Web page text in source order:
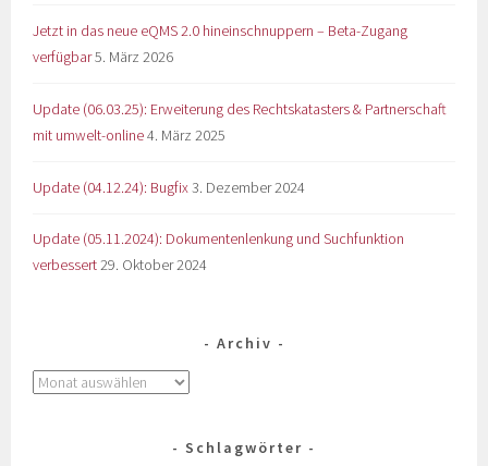
Jetzt in das neue eQMS 2.0 hineinschnuppern – Beta-Zugang
verfügbar5. März 2026
Update (06.03.25): Erweiterung des Rechtskatasters & Partnerschaft
mit umwelt-online4. März 2025
Update (04.12.24): Bugfix 3. Dezember 2024
Update (05.11.2024): Dokumentenlenkung und Suchfunktion
verbessert29. Oktober 2024
Archiv
Schlagwörter